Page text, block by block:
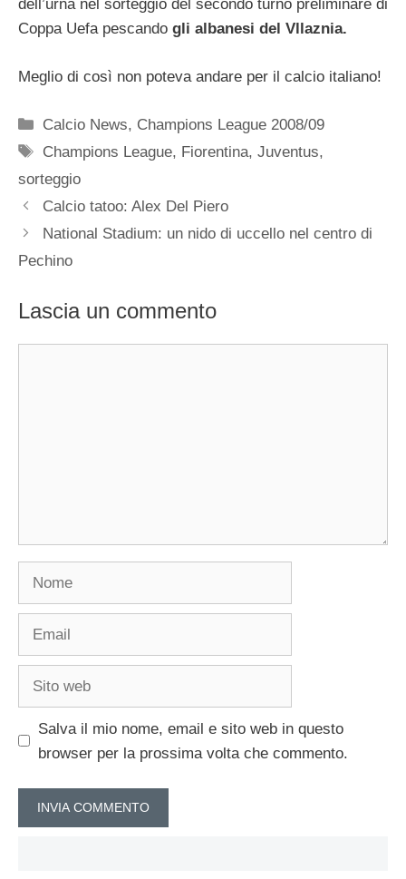
dell’urna nel sorteggio del secondo turno preliminare di
Coppa Uefa pescando gli albanesi del Vllaznia.
Meglio di così non poteva andare per il calcio italiano!
Categorie
Calcio News, Champions League 2008/09
Tag
Champions League, Fiorentina,Juventus,
sorteggio
Calcio tatoo: Alex Del Piero
National Stadium: un nido di uccello nel centro di
Pechino
Lascia un commento
Salva il mio nome, email e sito web in questo
browser per la prossima volta che commento.